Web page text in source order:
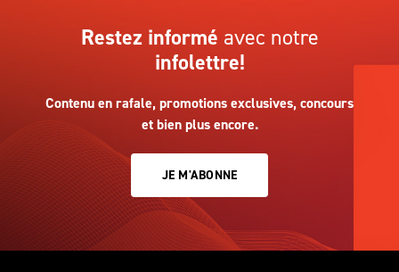
Restez informé avec notre
infolettre!
Contenu en rafale, promotions exclusives, concours
et bien plus encore.
JE M'ABONNE